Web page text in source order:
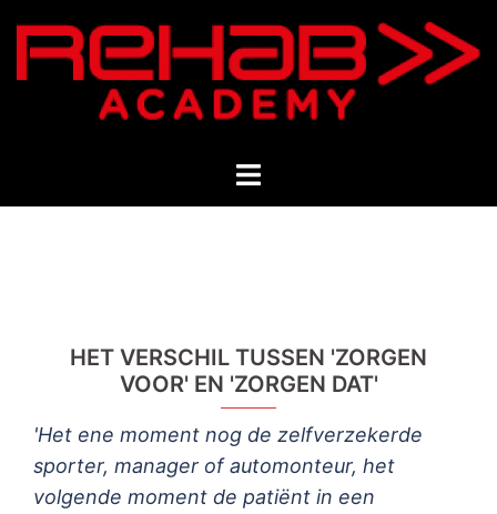
naar
de
Toggle
HET VERSCHIL TUSSEN 'ZORGEN
VOOR' EN 'ZORGEN DAT'
'Het ene moment nog de zelfverzekerde
sporter, manager of automonteur, het
volgende moment de patiënt in een